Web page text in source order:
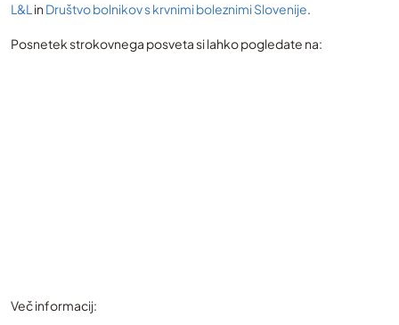
L&L in Društvo bolnikov s krvnimi boleznimi Slovenije.
Posnetek strokovnega posveta si lahko pogledate na:
Več informacij: